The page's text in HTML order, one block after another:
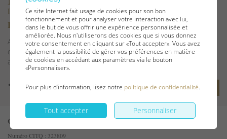
La Malbaie
Le 349 - Cap Blanc - La Malbaie
Accès par un escalier étroit et abrupt; 1 chambre avec 1 lit double
et 1 salle de bains privée avec douche; 1 chambre avec 1 grand lit
attenante à une salle de...
Voir les détails
Code 760316
Numéro CITQ : 323809
Ce site Internet fait usage de cookies pour son bon
fonctionnement et pour analyser votre interaction avec lui,
dans le but de vous offrir une expérience personnalisée et
améliorée. Nous n'utiliserons des cookies que si vous donnez
votre consentement en cliquant sur «Tout accepter». Vous avez
également la possibilité de gérer vos préférences en matière
de cookies en accédant aux paramètres via le bouton
«Personnaliser».
Pour plus d’information, lisez notre politique de confidentialité.
Tout accepter Personnaliser